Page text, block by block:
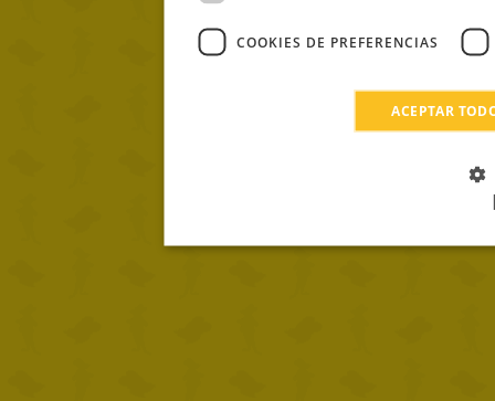
COOKIES DE PREFERENCIAS
ACEPTAR